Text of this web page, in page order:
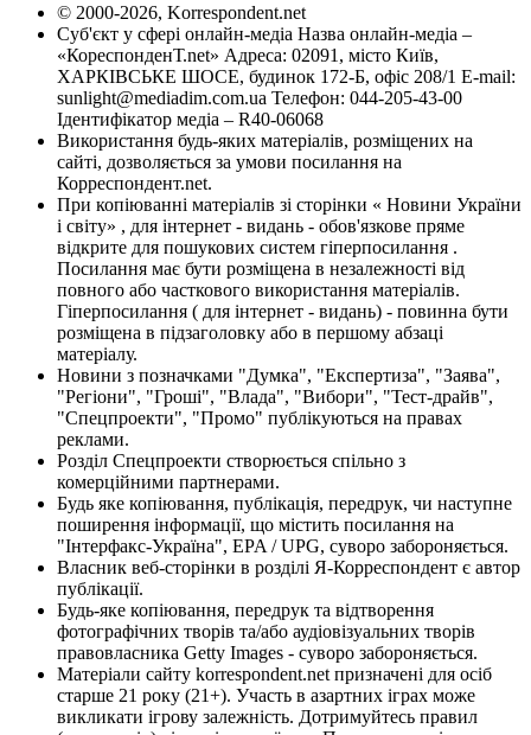
© 2000-2026, Korrespondent.net
Суб'єкт у сфері онлайн-медіа Назва онлайн-медіа –
«КореспонденТ.net» Адреса: 02091, місто Київ,
ХАРКІВСЬКЕ ШОСЕ, будинок 172-Б, офіс 208/1 E-mail:
sunlight@mediadim.com.ua Телефон: 044-205-43-00
Ідентифікатор медіа – R40-06068
Використання будь-яких матеріалів, розміщених на
сайті, дозволяється за умови посилання на
Корреспондент.net.
При копіюванні матеріалів зі сторінки « Новини України
і світу» , для інтернет - видань - обов'язкове пряме
відкрите для пошукових систем гіперпосилання .
Посилання має бути розміщена в незалежності від
повного або часткового використання матеріалів.
Гіперпосилання ( для інтернет - видань) - повинна бути
розміщена в підзаголовку або в першому абзаці
матеріалу.
Новини з позначками "Думка", "Експертиза", "Заява",
"Регіони", "Гроші", "Влада", "Вибори", "Тест-драйв",
"Спецпроекти", "Промо" публікуються на правах
реклами.
Розділ Спецпроекти створюється спільно з
комерційними партнерами.
Будь яке копіювання, публікація, передрук, чи наступне
поширення інформації, що містить посилання на
"Інтерфакс-Україна", EPA / UPG, суворо забороняється.
Власник веб-сторінки в розділі Я-Корреспондент є автор
публікації.
Будь-яке копіювання, передрук та відтворення
фотографічних творів та/або аудіовізуальних творів
правовласника Getty Images - суворо забороняється.
Матеріали сайту korrespondent.net призначені для осіб
старше 21 року (21+). Участь в азартних іграх може
викликати ігрову залежність. Дотримуйтесь правил